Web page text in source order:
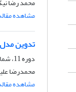
محمد رضا
مشاهده
تدوین مدل
دوره 11، شماره 3، زمستان 1394، صفحه
محمدرضا
مشاهده